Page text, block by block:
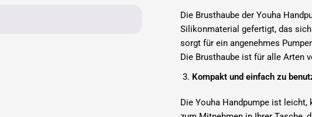
Die Brusthaube der Youha
Silikonmaterial gefertigt, das
sorgt für ein angenehmes
Die Brusthaube ist für alle Arten
Kompakt und einfach zu
Die Youha Handpumpe ist leicht,